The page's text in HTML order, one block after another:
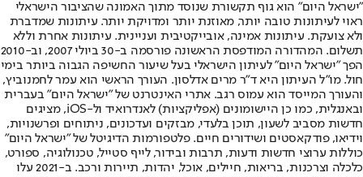
"ישראל היום" הוא גוף תקשורת שנוסד מתוך האמונה שהציבור הישראלי
ראוי לעיתונות טובה יותר, מאוזנת יותר ומדויקת יותר. עיתונות שמדברת
ולא צועקת. עיתונות אמינה, אובייקטיבית ועניינית. עיתונות אחרת וללא
תשלום. המהדורה המודפסת הראשונה פורסמה ב-30 ביולי 2007, וב-2010
הפך "ישראל היום" לעיתון הישראלי בעל שיעור החשיפה הגבוה ביותר בימי
חול. מו"ל העיתון היא ד"ר מרים אדלסון. העורך הראשי הוא עמר לחמנוביץ,
והעורך המייסד הוא עמוס רגב. אתרי האינטרנט של "ישראל היום" בעברית
ובאנגלית, כמו כן היישומונים (אפליקציות) לאנדרואיד ול-iOS, מציגים
חדשות מסביב לשעון, תוכן בלעדי, מבזקים ועדכונים, ניתוחים ופרשנויות,
וידיאו, פודקאסטים ושידורים חיים. פלטפורמות הדיגיטל של "ישראל היום"
כוללות ערוצי חדשות ודעות, תרבות ובידור, לייף סטייל, טכנולוגיה, ספורט,
כלכלה וצרכנות, בריאות, חיילים, אוכל, יהדות, תיירות ורכב. ב-2021 עלו